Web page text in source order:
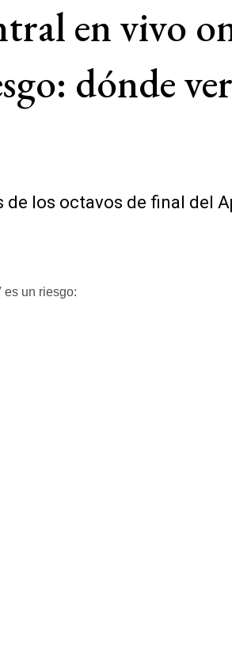
en vivo
dónde
los octavos de final del